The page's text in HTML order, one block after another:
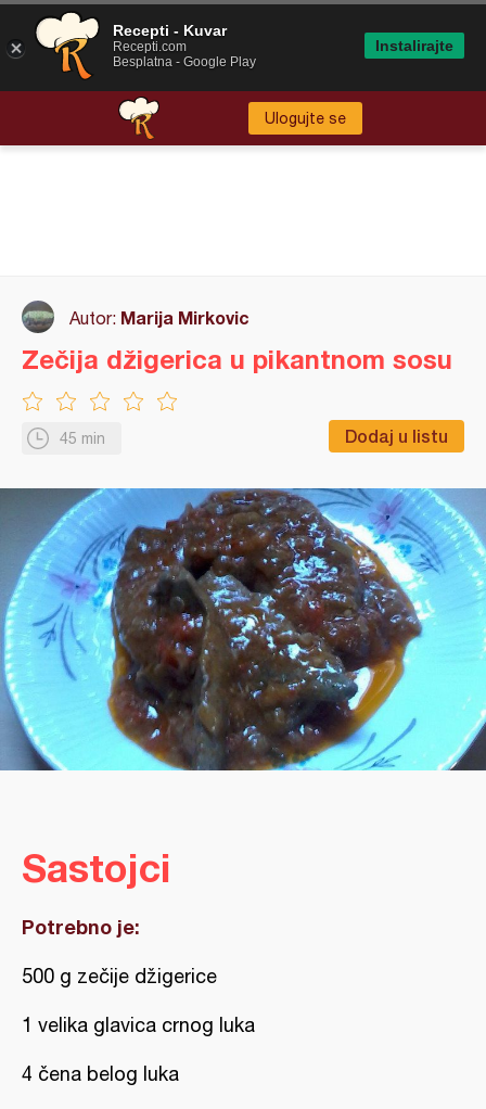
Ulogujte se
Autor: Marija Mirkovic
45 min Dodaj u listu
Zečija džigerica u pikantnom sosu
Sastojci
Potrebno je:
500 g zečije džigerice
1 velika glavica crnog luka
4 čena belog luka
Recepti - Kuvar
Recepti.com
Besplatna - Google Play
Instalirajte